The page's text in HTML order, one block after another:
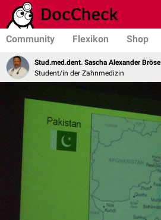
Community Flexikon Shop
Stud.med.dent. Sascha Alexander Bröse
Student/in der Zahnmedizin